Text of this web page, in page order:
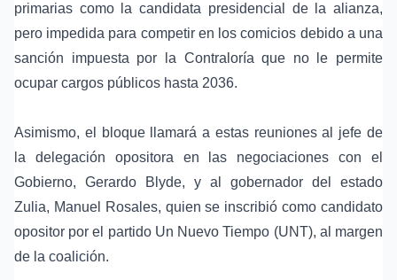
primarias como la candidata presidencial de la alianza,
pero impedida para competir en los comicios debido a una
sanción impuesta por la Contraloría que no le permite
ocupar cargos públicos hasta 2036.
Asimismo, el bloque llamará a estas reuniones al jefe de
la delegación opositora en las negociaciones con el
Gobierno, Gerardo Blyde, y al gobernador del estado
Zulia, Manuel Rosales, quien se inscribió como candidato
opositor por el partido Un Nuevo Tiempo (UNT), al margen
de la coalición.